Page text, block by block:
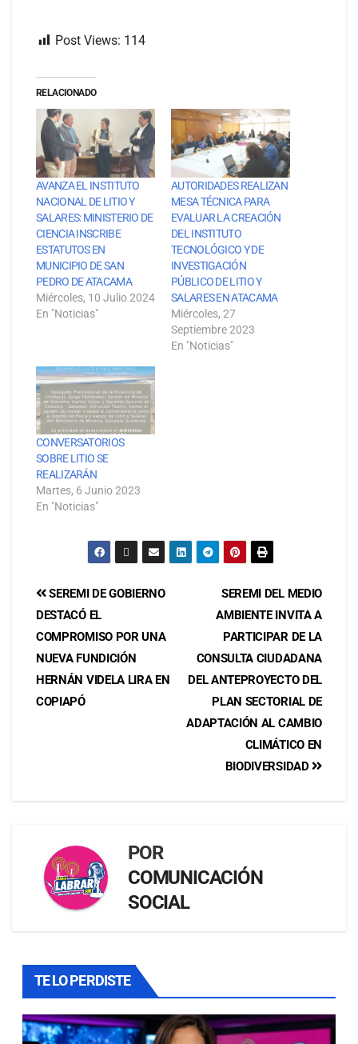
Post Views: 114
RELACIONADO
AVANZA EL INSTITUTO
NACIONAL DE LITIO Y
SALARES: MINISTERIO DE
CIENCIA INSCRIBE
ESTATUTOS EN
MUNICIPIO DE SAN
PEDRO DE ATACAMA
Miércoles, 10 Julio 2024
En "Noticias"
AUTORIDADES REALIZAN
MESA TÉCNICA PARA
EVALUAR LA CREACIÓN
DEL INSTITUTO
TECNOLÓGICO Y DE
INVESTIGACIÓN
PÚBLICO DE LITIO Y
SALARES EN ATACAMA
Miércoles, 27
Septiembre 2023
En "Noticias"
CONVERSATORIOS
SOBRE LITIO SE
REALIZARÁN
Martes, 6 Junio 2023
En "Noticias"
SEREMI DEL MEDIO
AMBIENTE INVITA A
PARTICIPAR DE LA
CONSULTA CIUDADANA
DEL ANTEPROYECTO DEL
PLAN SECTORIAL DE
ADAPTACIÓN AL CAMBIO
CLIMÁTICO EN
BIODIVERSIDAD
SEREMI DE GOBIERNO
DESTACÓ EL
COMPROMISO POR UNA
NUEVA FUNDICIÓN
HERNÁN VIDELA LIRA EN
COPIAPÓ
POR
COMUNICACIÓN
SOCIAL
TE LO PERDISTE